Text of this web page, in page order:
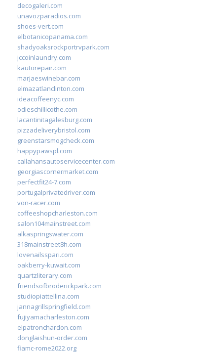
decogaleri.com
unavozparadios.com
shoes-vert.com
elbotanicopanama.com
shadyoaksrockportrvpark.com
jccoinlaundry.com
kautorepair.com
marjaeswinebar.com
elmazatlanclinton.com
ideacoffeenyc.com
odieschillicothe.com
lacantinitagalesburg.com
pizzadeliverybristol.com
greenstarsmogcheck.com
happypawspl.com
callahansautoservicecenter.com
georgiascornermarket.com
perfectfit24-7.com
portugalprivatedriver.com
von-racer.com
coffeeshopcharleston.com
salon104mainstreet.com
alkaspringswater.com
318mainstreet8h.com
lovenailsspari.com
oakberry-kuwait.com
quartzliterary.com
friendsofbroderickpark.com
studiopiattellina.com
jannagrillspringfield.com
fujiyamacharleston.com
elpatronchardon.com
donglaishun-order.com
fiamc-rome2022.org